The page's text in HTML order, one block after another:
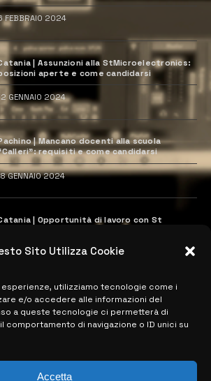
Sito Utilizza Cookie
utilizziamo tecnologie come i
e/o accedere alle informazioni del
a queste tecnologie ci permetterà di
comportamento di navigazione o ID unici su
Accetta
FEBBRAIO 2024
| Assunzioni alla StMicroelectronics:
aperte e come candidarsi
GENNAIO 2024
| Mancano docenti alla scuola
requisiti e come candidarsi
GENNAIO 2024
| Opportunità di lavoro con St
MARZO 2024